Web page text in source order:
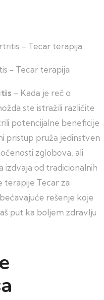
– Tecar terapija
– Kada je reč o
ste istražili različite
potencijalne beneficije
pristup pruža jedinstven
zglobova, ali
izdvaja od tradicionalnih
terapije Tecar za
rešenje koje
put ka boljem zdravlju